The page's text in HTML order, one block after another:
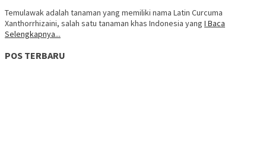
Temulawak adalah tanaman yang memiliki nama Latin Curcuma
Xanthorrhizaini, salah satu tanaman khas Indonesia yang I Baca
Selengkapnya...
POS TERBARU